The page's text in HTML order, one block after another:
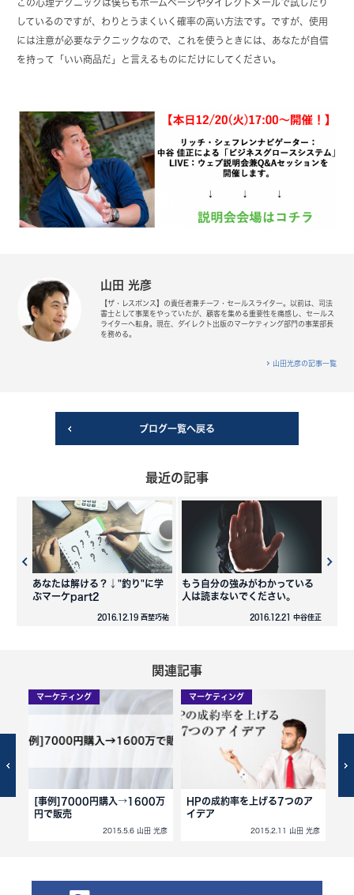
この心理テクニックは僕らもホームページやダイレクトメールで試したり
しているのですが、わりとうまくいく確率の高い方法です。ですが、使用
には注意が必要なテクニックなので、これを使うときには、あなたが自信
を持って「いい商品だ」と言えるものにだけにしてください。
山田 光彦
【ザ・レスポンス】の責任者兼チーフ・セールスライター。以前は、司法
書士として事業をやっていたが、顧客を集める重要性を痛感し、セールス
ライターへ転身。現在、ダイレクト出版のマーケティング部門の事業部長
を務める。
山田光彦の記事一覧
ブログ一覧へ戻る
最近の記事
あなたは解ける？↓"釣り"に学
ぶマーケpart2
2016.12.19 西埜巧祐
もう自分の強みがわかっている
人は読まないでください。
2016.12.21 中谷佳正
関連記事
マーケティング
[事例]7000円購入→1600万
円で販売
2015.5.6 山田 光彦
マーケティング
HPの成約率を上げる7つのア
イデア
2015.2.11 山田 光彦